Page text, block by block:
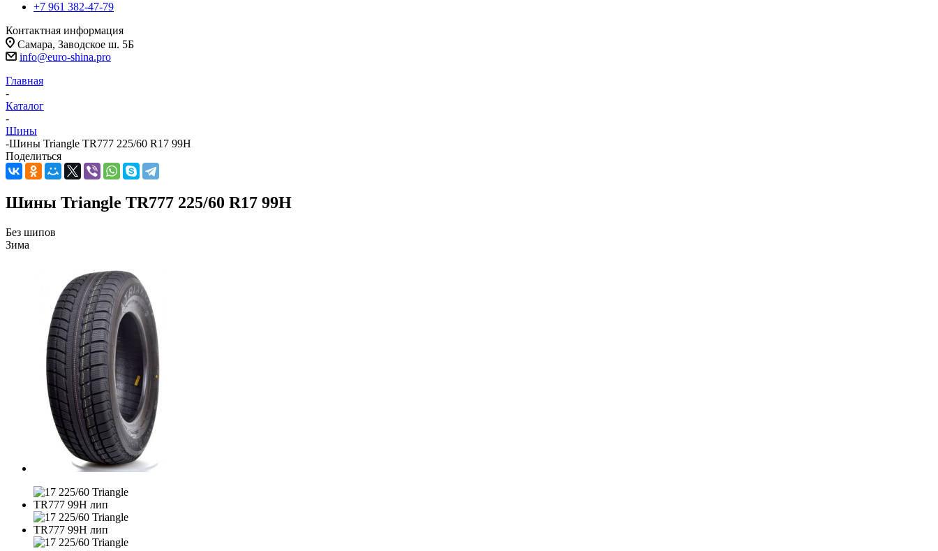
+7 961 382-47-79
Контактная информация
Самара, Заводское ш. 5Б
info@euro-shina.pro
Главная
-
Каталог
-
Шины
-Шины Triangle TR777 225/60 R17 99H
Поделиться
Шины Triangle TR777 225/60 R17 99H
Без шипов
Зима